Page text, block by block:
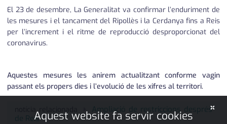
El 23 de desembre, La Generalitat va confirmar l’enduriment de
les mesures i el tancament del Ripollès i la Cerdanya fins a Reis
per l’increment i el ritme de reproducció desproporcionat del
coronavirus.
Aquestes mesures les anirem actualitzant conforme vagin
passant els propers dies i l’evolució de les xifres al territori.
notícia relacionada
Ampliació de restriccions després
de Reis
×
Aquest website fa servir cookies